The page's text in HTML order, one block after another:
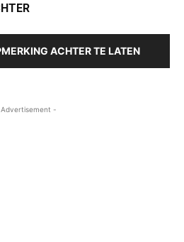
ACHTER TE LATEN
-